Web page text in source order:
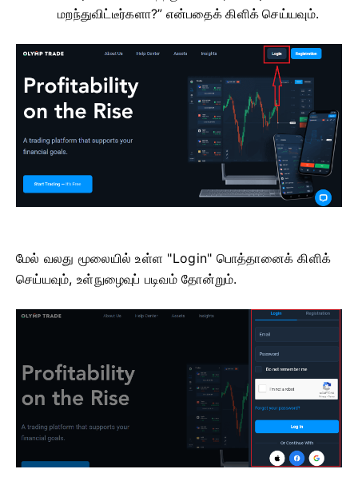
மறந்துவிட்டீர்களா?” என்பதைக் கிளிக் செய்யவும்.
மேல் வலது மூலையில் உள்ள "Login" பொத்தானைக் கிளிக்
செய்யவும், உள்நுழைவுப் படிவம் தோன்றும்.